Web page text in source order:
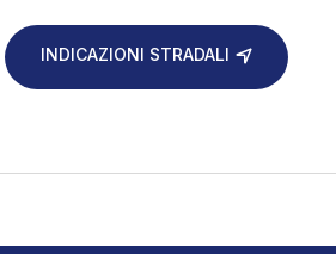
INDICAZIONI STRADALI